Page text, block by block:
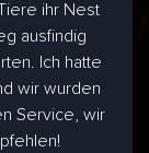
ihr Nest
ausfindig
Ich hatte
wir wurden
Service, wir